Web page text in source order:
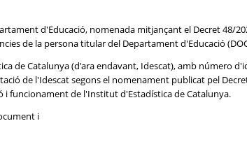
d'Educació, nomenada mitjançant el Decret 48/
de la persona titular del Departament d'Educació
de Catalunya (d'ara endavant, Idescat), amb número
de l'Idescat segons el nomenament publicat pel
i funcionament de l'Institut d'Estadística de Catalunya.
i